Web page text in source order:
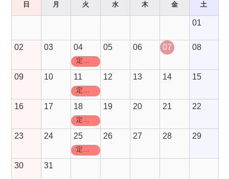
日 月 火 水 木 金 土
01
02 03 04
定休日
05 06 07 08
09 10 11
定休日
12 13 14 15
16 17 18
定休日
19 20 21 22
23 24 25
定休日
26 27 28 29
30 31